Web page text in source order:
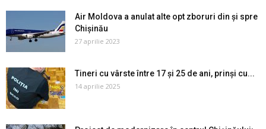
Air Moldova a anulat alte opt zboruri din și spre
Chișinău
27 aprilie 2023
Tineri cu vârste între 17 și 25 de ani, prinși cu...
14 aprilie 2025